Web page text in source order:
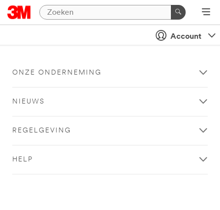
Account
ONZE ONDERNEMING
NIEUWS
REGELGEVING
HELP